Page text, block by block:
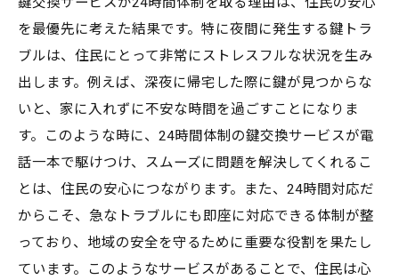
を最優先に考えた結果です。特に夜間に発生する鍵トラ
ブルは、住民にとって非常にストレスフルな状況を生み
出します。例えば、深夜に帰宅した際に鍵が見つからな
いと、家に入れずに不安な時間を過ごすことになりま
す。このような時に、24時間体制の鍵交換サービスが電
話一本で駆けつけ、スムーズに問題を解決してくれるこ
とは、住民の安心につながります。また、24時間対応だ
からこそ、急なトラブルにも即座に対応できる体制が整
っており、地域の安全を守るために重要な役割を果たし
ています。このようなサービスがあることで、住民は心